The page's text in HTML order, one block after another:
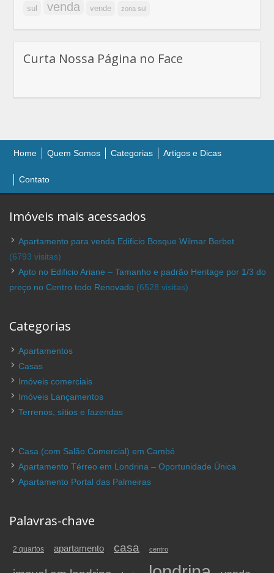
sul venda vende zona sul
Curta Nossa Página no Face
Home Quem Somos Categorias Artigos e Dicas
Contato
Imóveis mais acessados
Apartamento para venda Edificio Bosque Wilmar Berbet
(6793 visitas)
Apto no Edificio Ariane – Tamanho e padrão Heritage por 1/3 do
preço no Centro todo Renovado (6528 visitas)
Categorias
Apartamentos
Casas
Imóveis comerciais
Imóveis Lançamentos
Terrenos, sítios e fazendas
Casa (com Salão Comercial) em Cambé
Apartamento Térreo em Londrina – Oportunidade Única
Apartamento Portal das Palmeiras
Palavras-chave
2 quartos apartamento casa centro